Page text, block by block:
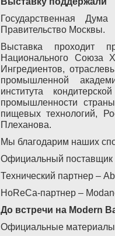
Государственная
Правительство Москвы.
Выставка проходит
Национального Союза
Ингредиентов,
промышленной
института
промышленности
пищевых технологий,
Плеханова
Мы благодарим наших
Официальный
Технический партнер –
HoReCa-партнер –
До встречи на Modern
Официальные